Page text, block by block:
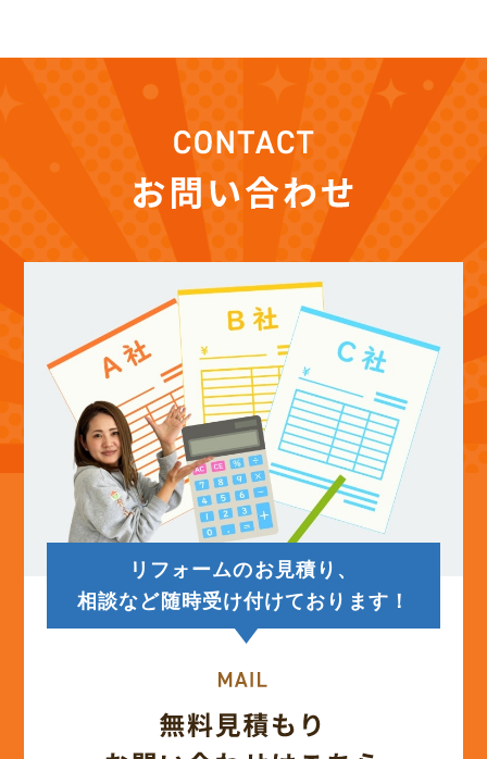
2025年9月 (12)
2025年8月 (13)
2025年7月 (14)
2025年6月 (12)
2025年5月 (12)
(12)
リフォームのお見積り、
相談など随時受け付けております！